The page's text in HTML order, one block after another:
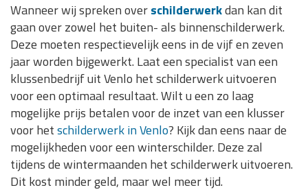
Wanneer wij spreken overschilderwerkdan kan dit
gaan over zowel het buiten- als binnenschilderwerk.
Deze moeten respectievelijk eens in de vijf en zeven
jaar worden bijgewerkt. Laat een specialist van een
klussenbedrijf uit Venlo het schilderwerk uitvoeren
voor een optimaal resultaat. Wilt u een zo laag
mogelijke prijs betalen voor de inzet van een klusser
voor hetschilderwerk in Venlo? Kijk dan eens naar de
mogelijkheden voor een winterschilder. Deze zal
tijdens de wintermaanden het schilderwerk uitvoeren.
Dit kost minder geld, maar wel meer tijd.